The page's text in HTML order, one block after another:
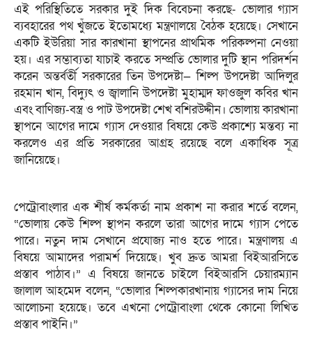
এই পরিস্থিতিতে সরকার দুই দিক বিবেচনা করছে- ভোলার গ্যাস
ব্যবহারের পথ খুঁজতে ইতোমধ্যে মন্ত্রণালয়ে বৈঠক হয়েছে। সেখানে
একটি ইউরিয়া সার কারখানা স্থাপনের প্রাথমিক পরিকল্পনা নেওয়া
হয়। এর সম্ভাব্যতা যাচাই করতে সম্প্রতি ভোলার দুটি স্থান পরিদর্শন
করেন অন্তর্বর্তী সরকারের তিন উপদেষ্টা— শিল্প উপদেষ্টা আদিলুর
রহমান খান, বিদ্যুৎ ও জ্বালানি উপদেষ্টা মুহাম্মদ ফাওজুল কবির খান
এবং বাণিজ্য-বস্ত্র ও পাট উপদেষ্টা শেখ বশিরউদ্দীন। ভোলায় কারখানা
স্থাপনে আগের দামে গ্যাস দেওয়ার বিষয়ে কেউ প্রকাশ্যে মন্তব্য না
করলেও এর প্রতি সরকারের আগ্রহ রয়েছে বলে একাধিক সূত্র
জানিয়েছে।
পেট্রোবাংলার এক শীর্ষ কর্মকর্তা নাম প্রকাশ না করার শর্তে বলেন,
“ভোলায় কেউ শিল্প স্থাপন করলে তারা আগের দামে গ্যাস পেতে
পারে। নতুন দাম সেখানে প্রযোজ্য নাও হতে পারে। মন্ত্রণালয় এ
বিষয়ে আমাদের পরামর্শ দিয়েছে। খুব দ্রুত আমরা বিইআরসিতে
প্রস্তাব পাঠাব।” এ বিষয়ে জানতে চাইলে বিইআরসি চেয়ারম্যান
জালাল আহমেদ বলেন, “ভোলার শিল্পকারখানায় গ্যাসের দাম নিয়ে
আলোচনা হয়েছে। তবে এখনো পেট্রোবাংলা থেকে কোনো লিখিত
প্রস্তাব পাইনি।”